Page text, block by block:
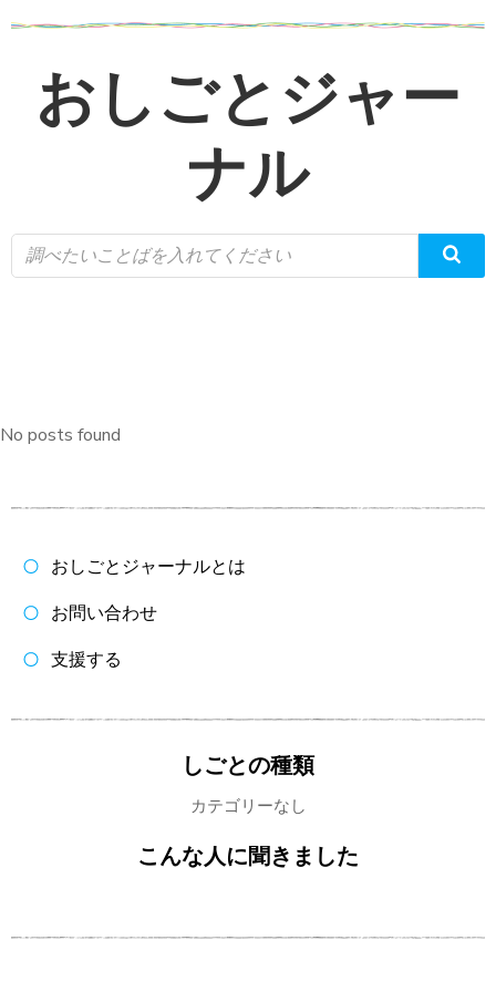
ン
ツ
ス
キ
プ
おしごとジャー
ナル
No posts found
おしごとジャーナルとは
お問い合わせ
支援する
しごとの種類
カテゴリーなし
こんな人に聞きました